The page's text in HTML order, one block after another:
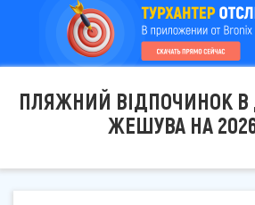
ПЛЯЖНИЙ ВІДПОЧИНОК В
ЖЕШУВА НА